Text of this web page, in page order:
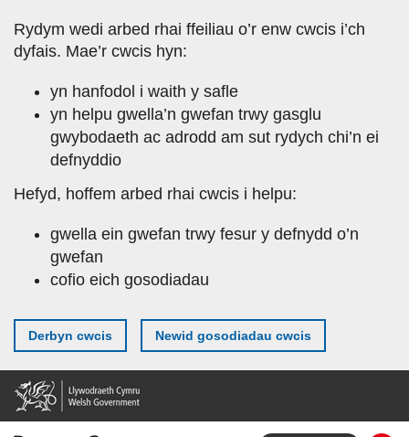
main
Rydym wedi arbed rhai ffeiliau o’r enw cwcis i’ch
dyfais. Mae’r cwcis hyn:
yn hanfodol i waith y safle
yn helpu gwella’n gwefan trwy gasglu
gwybodaeth ac adrodd am sut rydych chi’n ei
defnyddio
Hefyd, hoffem arbed rhai cwcis i helpu:
gwella ein gwefan trwy fesur y defnydd o’n
gwefan
cofio eich gosodiadau
Derbyn cwcis Newid gosodiadau cwcis